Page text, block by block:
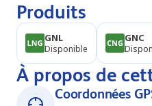
Produits
GNL
Disponible
GNC
À propos de
Coordonnées